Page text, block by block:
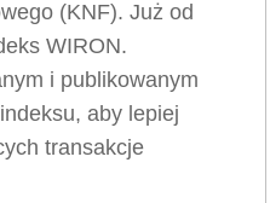
(KNF). Już od
WIRON.
i publikowanym
aby lepiej
transakcje